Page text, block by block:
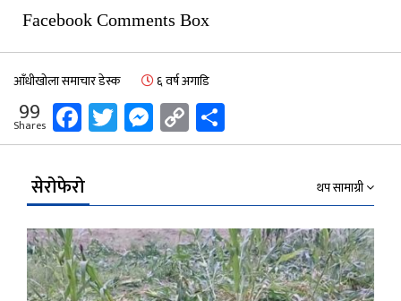
Facebook Comments Box
आँधीखोला समाचार डेस्क ६ वर्ष अगाडि
99
Shares Facebook
Twitter
Messenger
Copy
Link
सेरोफेरो थप सामाग्री